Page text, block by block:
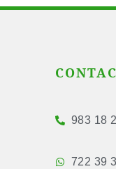
983 18
722 39